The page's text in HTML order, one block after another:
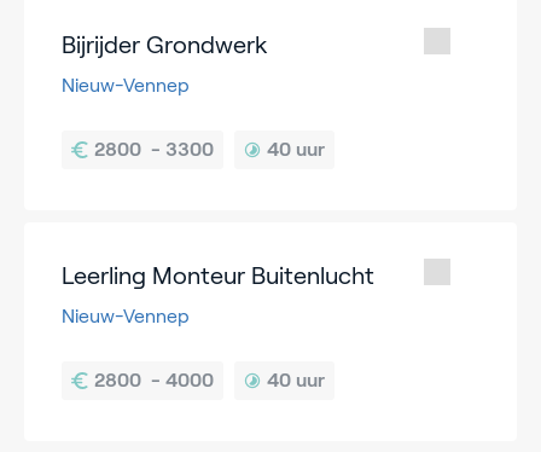
Bijrijder Grondwerk
Nieuw-Vennep
40 uur
Leerling Monteur Buitenlucht
Nieuw-Vennep
40 uur